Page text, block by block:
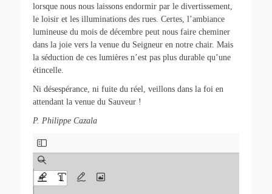
lorsque nous nous laissons endormir par le divertissement,
le loisir et les illuminations des rues. Certes, l’ambiance
lumineuse du mois de décembre peut nous faire cheminer
dans la joie vers la venue du Seigneur en notre chair. Mais
la séduction de ces lumières n’est pas plus durable qu’une
étincelle.
Ni désespérance, ni fuite du réel, veillons dans la foi en
attendant la venue du Sauveur !
P. Philippe Cazala